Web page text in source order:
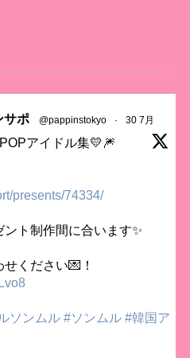
サポ @pappinstokyo · 30 7月
アイドル集💛🎆
presents/74334/
ト制作間に合います✨
ください💌！
ソンムル #ソンムル #韓国ア